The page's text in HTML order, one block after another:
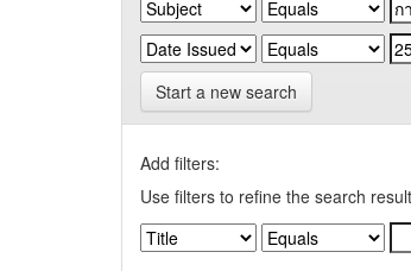
Start a new search
Add filters:
Use filters to refine the search